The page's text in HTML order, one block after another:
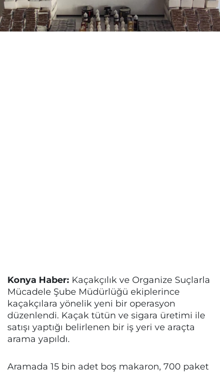
Konya Haber: Kaçakçılık ve Organize Suçlarla
Mücadele Şube Müdürlüğü ekiplerince
kaçakçılara yönelik yeni bir operasyon
düzenlendi. Kaçak tütün ve sigara üretimi ile
satışı yaptığı belirlenen bir iş yeri ve araçta
arama yapıldı.
Aramada 15 bin adet boş makaron, 700 paket